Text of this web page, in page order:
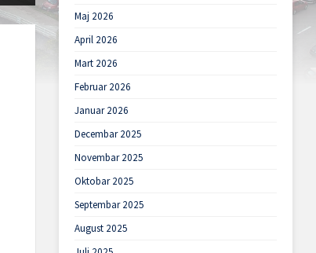
Maj 2026
April 2026
Mart 2026
Februar 2026
Januar 2026
Decembar 2025
Novembar 2025
Oktobar 2025
Septembar 2025
August 2025